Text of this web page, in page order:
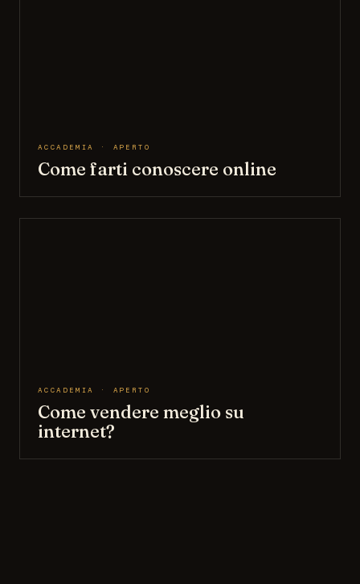
ACCADEMIA · APERTO
Come farti conoscere online
ACCADEMIA · APERTO
Come vendere meglio su
internet?